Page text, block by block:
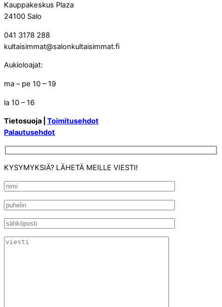
Kauppakeskus Plaza
24100 Salo
041 3178 288
kultaisimmat@salonkultaisimmat.fi
Aukioloajat:
ma – pe 10 – 19
la 10 – 16
Tietosuoja | Toimitusehdot
Palautusehdot
KYSYMYKSIÄ? LÄHETÄ MEILLE VIESTI!